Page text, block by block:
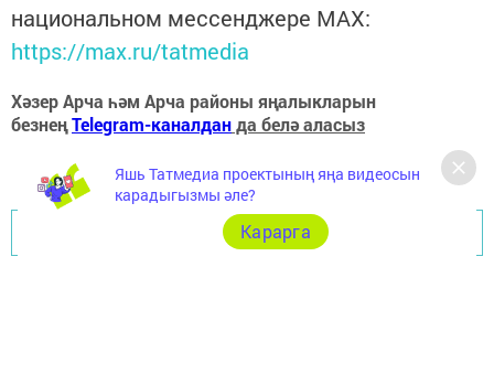
национальном мессенджере MАХ:
https://max.ru/tatmedia
Хәзер Арча һәм Арча районы яңалыкларын
безнеңTelegram-каналданда белә аласыз
Перейти на страницу новости
Яшь Татмедиа проектының яңа видеосын
карадыгызмы әле?
Карарга